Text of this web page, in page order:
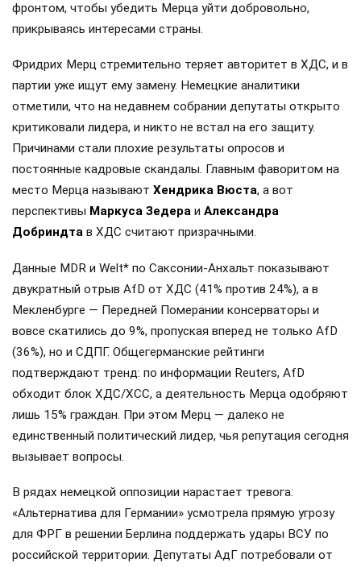
фронтом, чтобы убедить Мерца уйти добровольно,
прикрываясь интересами страны.
Фридрих Мерц стремительно теряет авторитет в ХДС, и в
партии уже ищут ему замену. Немецкие аналитики
отметили, что на недавнем собрании депутаты открыто
критиковали лидера, и никто не встал на его защиту.
Причинами стали плохие результаты опросов и
постоянные кадровые скандалы. Главным фаворитом на
место Мерца называют Хендрика Вюста, а вот
перспективы Маркуса Зедера и Александра
Добриндта в ХДС считают призрачными.
Данные MDR и Welt* по Саксонии-Анхальт показывают
двукратный отрыв AfD от ХДС (41% против 24%), а в
Мекленбурге — Передней Померании консерваторы и
вовсе скатились до 9%, пропуская вперед не только AfD
(36%), но и СДПГ. Общегерманские рейтинги
подтверждают тренд: по информации Reuters, AfD
обходит блок ХДС/ХСС, а деятельность Мерца одобряют
лишь 15% граждан. При этом Мерц — далеко не
единственный политический лидер, чья репутация сегодня
вызывает вопросы.
В рядах немецкой оппозиции нарастает тревога:
«Альтернатива для Германии» усмотрела прямую угрозу
для ФРГ в решении Берлина поддержать удары ВСУ по
российской территории. Депутаты АдГ потребовали от